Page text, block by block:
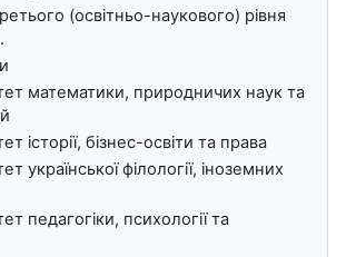
(освітньо-наукового) рівня
математики, природничих наук та
історії, бізнес-освіти та права
української філології, іноземних
педагогіки, психології та